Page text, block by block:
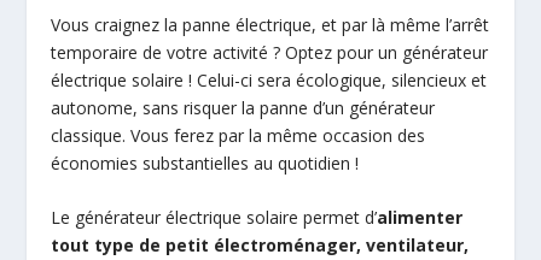
Vous craignez la panne électrique, et par là même l’arrêt
temporaire de votre activité ? Optez pour un générateur
électrique solaire ! Celui-ci sera écologique, silencieux et
autonome, sans risquer la panne d’un générateur
classique. Vous ferez par la même occasion des
économies substantielles au quotidien !
Le générateur électrique solaire permet d’alimenter
tout type de petit électroménager, ventilateur,